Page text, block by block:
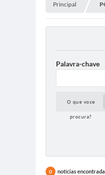
Principal
Palavra-chave
O que voce
procura?
0 notícias